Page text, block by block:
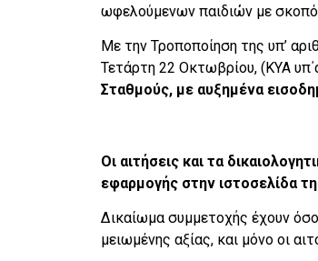
ωφελούμενων παιδιών με
Με την Τροποποίηση της υπ’
Τετάρτη 22 Οκτωβρίου, (ΚΥΑ
Σταθμούς, με αυξημένα
Οι αιτήσεις και τα
εφαρμογής στην ιστοσελίδα
Δικαίωμα συμμετοχής έχουν
μειωμένης αξίας, και μόνο οι